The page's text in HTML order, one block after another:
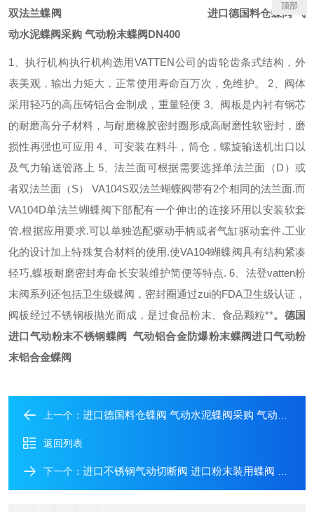
双法兰蝶阀
进口德国料仓蝶阀 气
动水泥蝶阀采购 气动粉末蝶阀DN400​
1 、执行机构执行机构选用VATTEN公司的齿轮齿条式结构，外
表美观，输出力矩大，正常使用寿命百万次，免维护。
2 、阀体
采用轻巧的高压铸铝合金制成，重量轻便 3、阀板是内衬有钢芯
的耐磨高分子材料，与耐磨橡胶密封圈形成高耐磨性软密封，磨
损性再强也可应用 4 、可安装在料斗，筒仓，螺旋输送机出口以
及气力输送管路上 5、法兰面可根据需要选择单法兰面（D ）或
者双法兰面（S） VA104S双法兰蝴蝶阀带有2个相同的法兰面.而
VA104D单法兰蝴蝶阀下部配有一个伸出的连接环用以安装软套
管.根据应用要求.可以单独选配驱动手柄或者气缸驱动套件.工业
化的设计加上特殊复合材料的使用.使VA104蝴蝶阀具有结构紧凑
轻巧,蝶板耐磨密封寿命长安装维护简便等特点. 6 、法登vatten粉
末阀系列还包括卫生级蝶阀，密封圈通过zui的FDA卫生级认证，
阀板经过不锈钢板抛光而成，是过食品粉末、食品颗粒**。 德国
进口气动粉末不锈钢蝶阀 气动铝合金防爆粉末蝶阀进口气动粉
末铝合金蝶阀
上一个： 进口德国料仓蝶阀 气动水泥蝶阀采购 气动粉末蝶阀DN400
返回列表
下一个： 进口不锈钢气动切断阀 进口粉末装用蝶阀 进口气动抛光板双法兰蝶阀
顶部